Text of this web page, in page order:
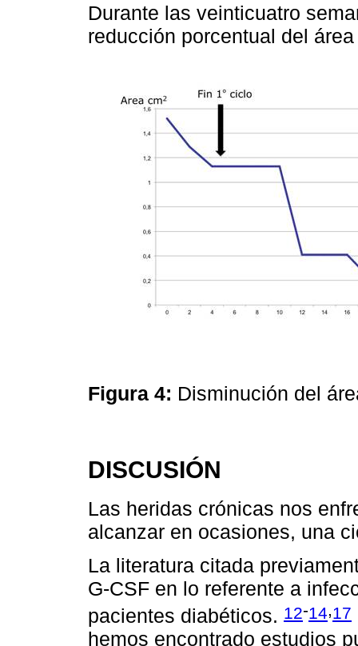
Durante las veinticuatro
reducción porcentual del
Figura 4: Disminución del
DISCUSIÓN
Las heridas crónicas nos
alcanzar en ocasiones, una
La literatura citada
G-CSF en lo referente a
pacientes diabéticos. 12-14,17
hemos encontrado estudios